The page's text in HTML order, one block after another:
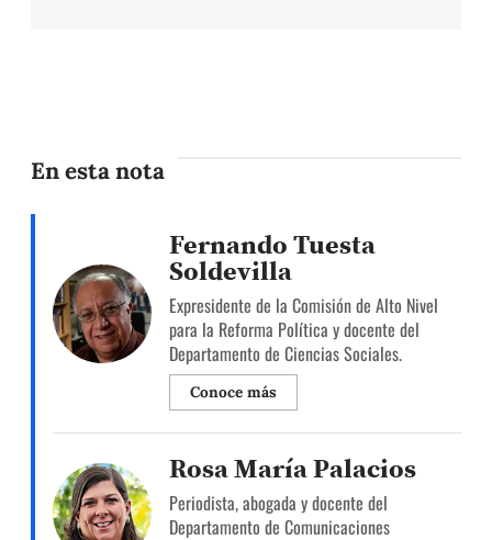
En esta nota
Fernando Tuesta
Soldevilla
Expresidente de la Comisión de Alto Nivel
para la Reforma Política y docente del
Departamento de Ciencias Sociales.
Conoce más
Rosa María Palacios
Periodista, abogada y docente del
Departamento de Comunicaciones